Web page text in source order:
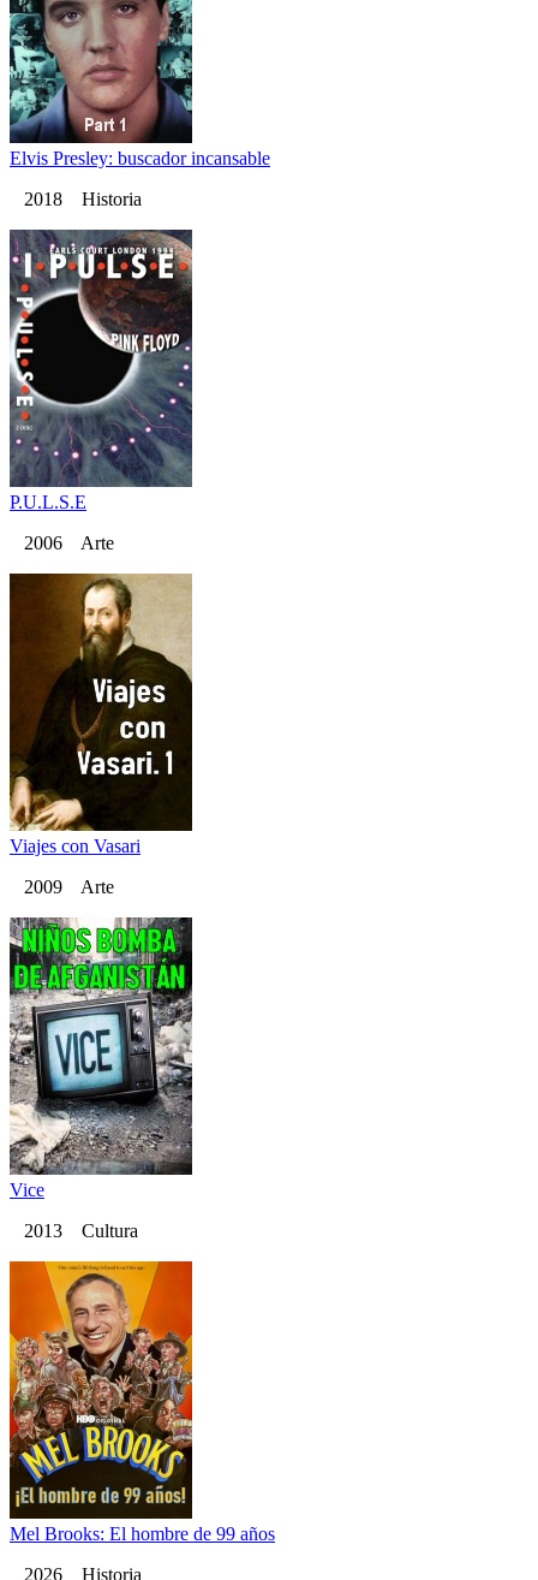
Elvis Presley: buscador incansable
2018 Historia
P.U.L.S.E
2006 Arte
Viajes con Vasari
2009 Arte
Vice
2013 Cultura
Mel Brooks: El hombre de 99 años
2026 Historia